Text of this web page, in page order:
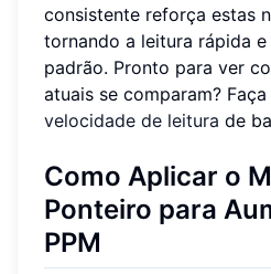
consistente reforça estas
tornando a leitura rápida
padrão. Pronto para ver
atuais se comparam? Faça
velocidade de leitura de
Como Aplicar o
Ponteiro para
PPM